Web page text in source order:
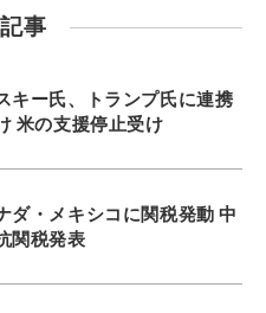
事
キー氏、トランプ氏に連携
米の支援停止受け
ダ・メキシコに関税発動 中
関税発表